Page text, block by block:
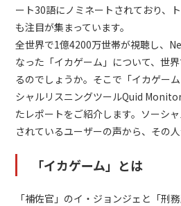
ート30語にノミネートされており、
も注目が集まっています。
全世界で1億4200万世帯が視聴し、
なった「イカゲーム」について、世
るのでしょうか。そこで「イカゲー
シャルリスニングツールQuid
たレポートをご紹介します。ソーシ
されているユーザーの声から、その
「イカゲーム」とは
「補佐官」のイ・ジョンジェと「刑